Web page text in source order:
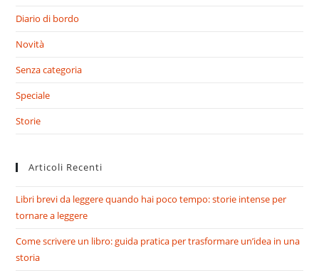
Diario di bordo
Novità
Senza categoria
Speciale
Storie
Articoli Recenti
Libri brevi da leggere quando hai poco tempo: storie intense per
tornare a leggere
Come scrivere un libro: guida pratica per trasformare un’idea in una
storia